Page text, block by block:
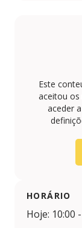
Este
aceitou os
aceder
HORÁRIO
Hoje: 10:00